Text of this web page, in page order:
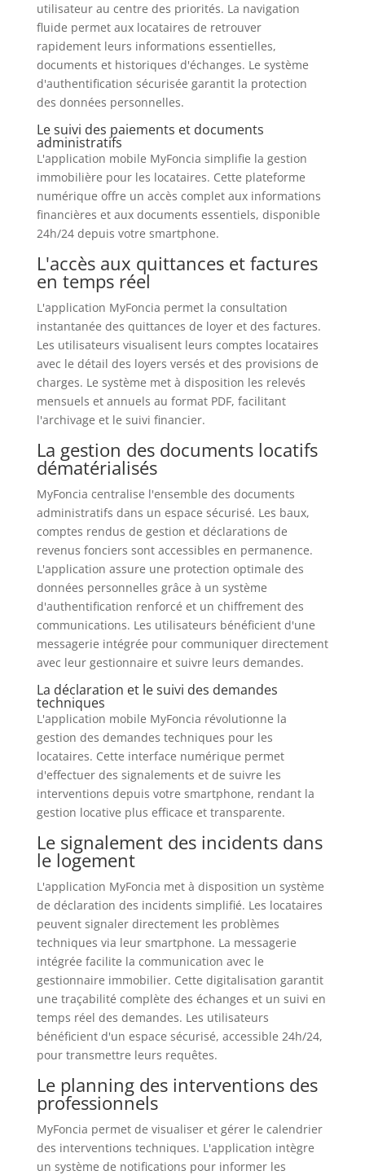
utilisateur au centre des priorités. La navigation
fluide permet aux locataires de retrouver
rapidement leurs informations essentielles,
documents et historiques d'échanges. Le système
d'authentification sécurisée garantit la protection
des données personnelles.
Le suivi des paiements et documents
administratifs
L'application mobile MyFoncia simplifie la gestion
immobilière pour les locataires. Cette plateforme
numérique offre un accès complet aux informations
financières et aux documents essentiels, disponible
24h/24 depuis votre smartphone.
L'accès aux quittances et factures
en temps réel
L'application MyFoncia permet la consultation
instantanée des quittances de loyer et des factures.
Les utilisateurs visualisent leurs comptes locataires
avec le détail des loyers versés et des provisions de
charges. Le système met à disposition les relevés
mensuels et annuels au format PDF, facilitant
l'archivage et le suivi financier.
La gestion des documents locatifs
dématérialisés
MyFoncia centralise l'ensemble des documents
administratifs dans un espace sécurisé. Les baux,
comptes rendus de gestion et déclarations de
revenus fonciers sont accessibles en permanence.
L'application assure une protection optimale des
données personnelles grâce à un système
d'authentification renforcé et un chiffrement des
communications. Les utilisateurs bénéficient d'une
messagerie intégrée pour communiquer directement
avec leur gestionnaire et suivre leurs demandes.
La déclaration et le suivi des demandes
techniques
L'application mobile MyFoncia révolutionne la
gestion des demandes techniques pour les
locataires. Cette interface numérique permet
d'effectuer des signalements et de suivre les
interventions depuis votre smartphone, rendant la
gestion locative plus efficace et transparente.
Le signalement des incidents dans
le logement
L'application MyFoncia met à disposition un système
de déclaration des incidents simplifié. Les locataires
peuvent signaler directement les problèmes
techniques via leur smartphone. La messagerie
intégrée facilite la communication avec le
gestionnaire immobilier. Cette digitalisation garantit
une traçabilité complète des échanges et un suivi en
temps réel des demandes. Les utilisateurs
bénéficient d'un espace sécurisé, accessible 24h/24,
pour transmettre leurs requêtes.
Le planning des interventions des
professionnels
MyFoncia permet de visualiser et gérer le calendrier
des interventions techniques. L'application intègre
un système de notifications pour informer les